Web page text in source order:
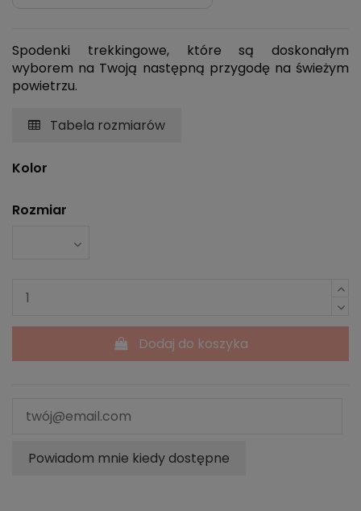
Spodenki trekkingowe, które są doskonałym
wyborem na Twoją następną przygodę na świeżym
powietrzu.
Tabela rozmiarów
Kolor
Rozmiar
Dodaj do koszyka
Powiadom mnie kiedy dostępne